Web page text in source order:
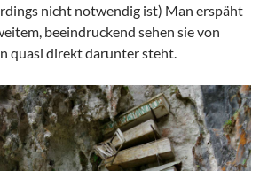
nicht notwendig ist) Man erspäht
beeindruckend sehen sie von
quasi direkt darunter steht.